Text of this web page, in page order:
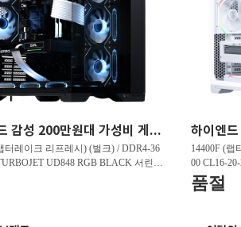
하이엔드 감성 200만원대 가성비 게이밍PC HY263 FHD 리그오브레전드 200 프레임 , 발로란트 240 프레임 , 배틀그라운드 150 프레임
터레이크 리프레시) (벌크) / DDR4-36
UD848 RGB BLACK 서린 (3
/ B760M DS3H D4 제이씨현 / 지포
DUAL OC D7 8GB 이엠텍 / T500 M.
14400F (랩
00 CL16-
5060
품절